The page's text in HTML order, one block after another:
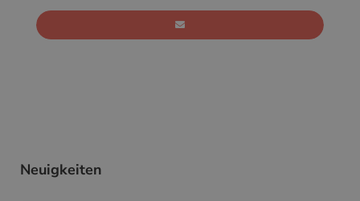
Neuigkeiten